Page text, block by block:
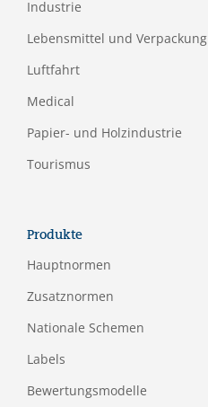
Industrie
Lebensmittel und Verpackung
Luftfahrt
Medical
Papier- und Holzindustrie
Tourismus
Produkte
Hauptnormen
Zusatznormen
Nationale Schemen
Labels
Bewertungsmodelle